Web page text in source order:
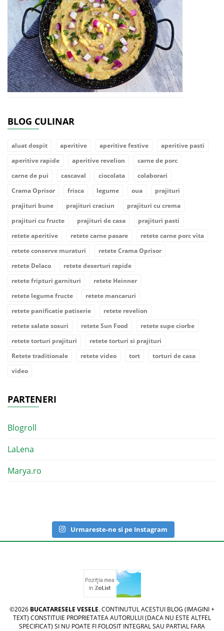
BLOG CULINAR
aluat dospit aperitive aperitive festive
aperitive pasti
aperitive rapide
aperitive revelion
carne de porc
carne de pui
cascaval ciocolata
colaborari
Crama Oprisor
frisca legume oua
prajituri
prajituri bune
prajituri craciun
prajituri cu crema
prajituri cu fructe
prajituri de casa
prajituri pasti
retete aperitive
retete carne pasare
retete carne porc vita
retete conserve muraturi
retete Crama Oprisor
retete Delaco
retete deserturi rapide
retete fripturi garnituri
retete Heinner
retete legume fructe
retete mancaruri
retete panificatie patiserie
retete revelion
retete salate sosuri
retete Sun Food
retete supe ciorbe
retete torturi prajituri
retete torturi si prajituri
Retete traditionale
retete video tort
torturi de casa
video
PARTENERI
Blogroll
LaLena
Marya.ro
Urmareste-ne si pe Instagram
©2026 BUCATARESELE VESELE. CONTINUTUL ACESTUI BLOG (IMAGINI +
TEXT) CONSTITUIE PROPRIETATEA AUTORULUI (DACA NU ESTE ALTFEL
SPECIFICAT) SI NU POATE FI FOLOSIT INTEGRAL SAU PARTIAL FARA